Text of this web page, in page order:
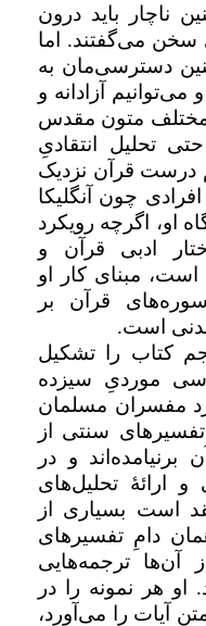
‌ناچار باید درون
سخن می‌گفتند. اما
دسترسی‌مان به
آزادانه و
مختلف متون مقدس
حتی تحلیل انتقادیِ
درست قرآن نزدیک
چون آنگلیکا
او، اگرچه رویکرد
ادبی قرآن و
مبنای کار او
قرآن بر
است.
کتاب را تشکیل
موردیِ سیزده
مفسران مسلمان
سنتی از
و در
ارائۀ تحلیل‌های
است بسیاری از
دامِ تفسیرهای
آن‌ها ترجمه‌هایی
هر نمونه را در
آیات را می‌آورد،